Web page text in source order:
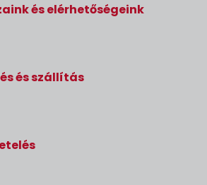
és elérhetőségeink
és szállítás